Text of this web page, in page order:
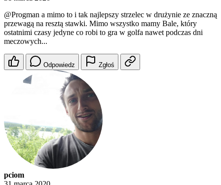
@Progman a mimo to i tak najlepszy strzelec w drużynie ze znaczną
przewagą na resztą stawki. Mimo wszystko mamy Bale, który
ostatnimi czasy jedyne co robi to gra w golfa nawet podczas dni
meczowych...
Odpowiedz Zgłoś
pciom